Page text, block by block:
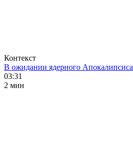
Контекст
В ожидании ядерного Апокалипсиса
03:31
2 мин